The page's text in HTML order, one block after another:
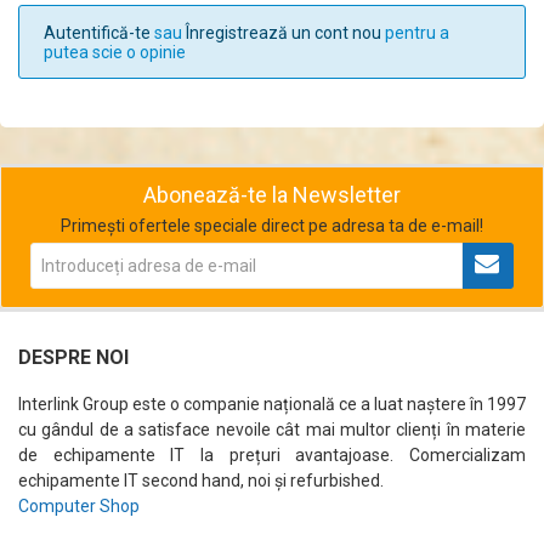
Autentifică-te sauÎnregistrează un cont nou pentru a
putea scie o opinie
Abonează-te la Newsletter
Primești ofertele speciale direct pe adresa ta de e-mail!
DESPRE NOI
Interlink Group este o companie națională ce a luat naștere în 1997
cu gândul de a satisface nevoile cât mai multor clienți în materie
de echipamente IT la prețuri avantajoase. Comercializam
echipamente IT second hand, noi și refurbished.
Computer Shop